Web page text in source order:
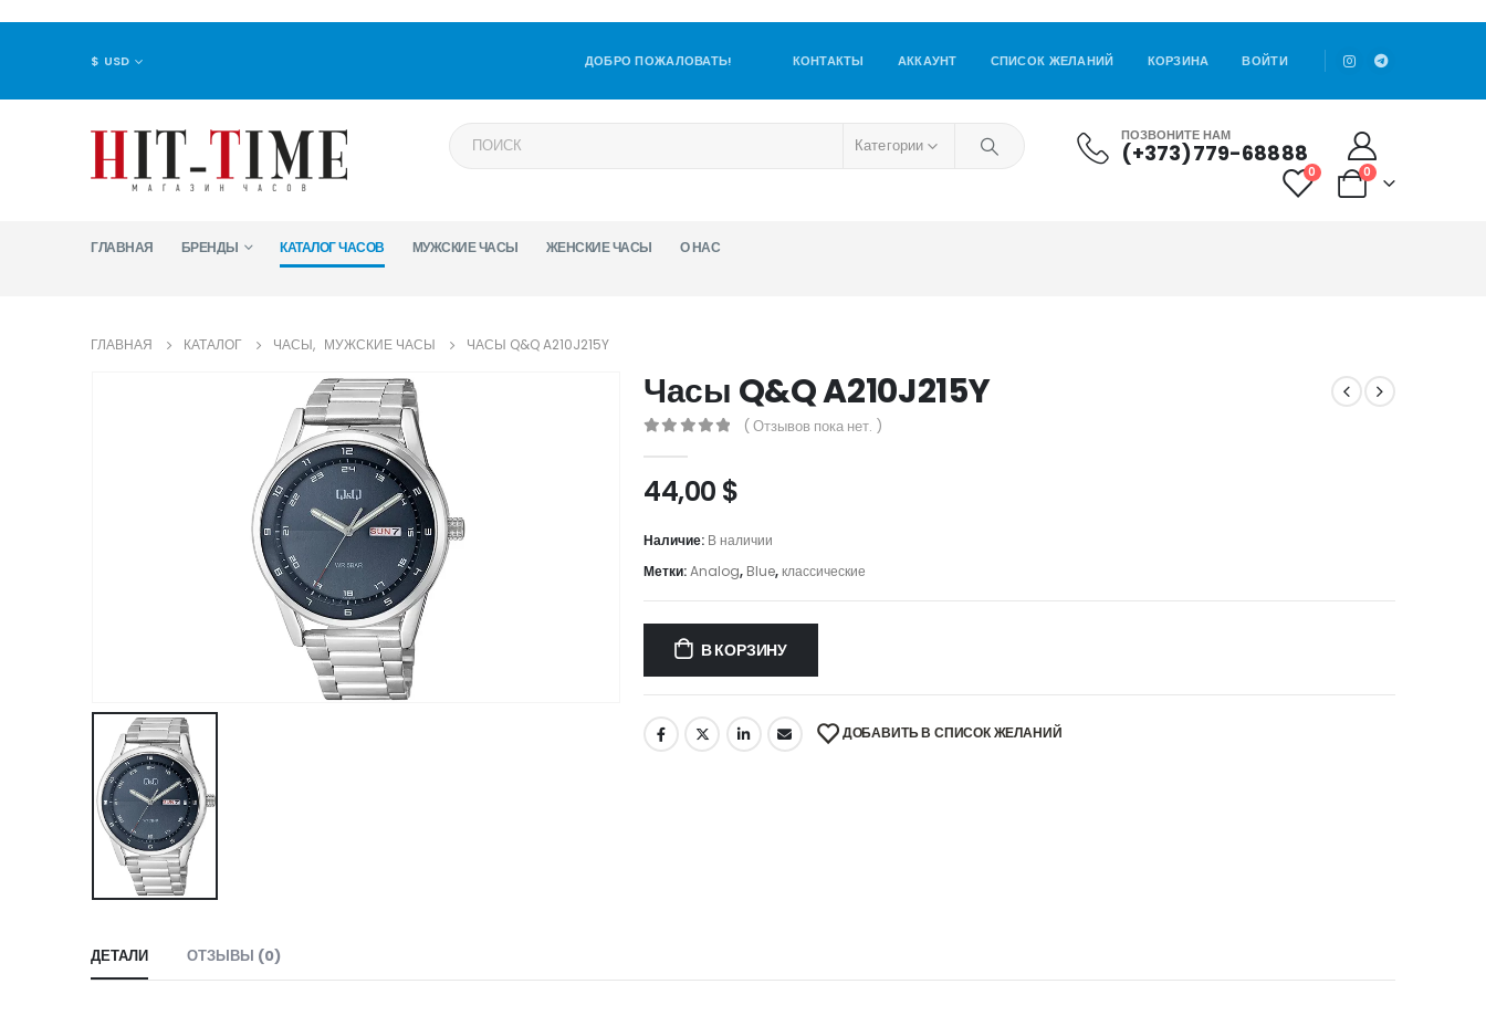
$ USD ДОБРО ПОЖАЛОВАТЬ! КОНТАКТЫ АККАУНТ СПИСОК ЖЕЛАНИЙ КОРЗИНА ВОЙТИ
Категории ПОЗВОНИТЕ НАМ
(+373)779-68888
0 0
ГЛАВНАЯ БРЕНДЫ КАТАЛОГ ЧАСОВ МУЖСКИЕ ЧАСЫ ЖЕНСКИЕ ЧАСЫ О НАС
ГЛАВНАЯ КАТАЛОГ ЧАСЫ, МУЖСКИЕ ЧАСЫ ЧАСЫ Q&Q A210J215Y
Часы Q&Q A210J215Y
( Отзывов пока нет. )
44,00 $
Наличие: В наличии
Метки:Analog, Blue,классические
В КОРЗИНУ
ДОБАВИТЬ В СПИСОК ЖЕЛАНИЙ
ДЕТАЛИ ОТЗЫВЫ (0)